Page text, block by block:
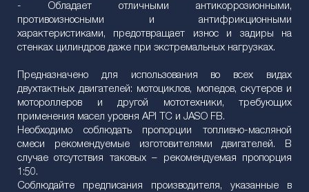
- Обладает отличными антикоррозионными,
противоизносными и антифрикционными
характеристиками, предотвращает износ и задиры на
стенках цилиндров даже при экстремальных нагрузках.
Предназначено для использования во всех видах
двухтактных двигателей: мотоциклов, мопедов, скутеров и
мотороллеров и другой мототехники, требующих
применения масел уровня API TC и JASO FB.
Необходимо соблюдать пропорции топливно-масляной
смеси рекомендуемые изготовителями двигателей. В
случае отсутствия таковых – рекомендуемая пропорция
1:50.
Соблюдайте предписания производителя, указанные в